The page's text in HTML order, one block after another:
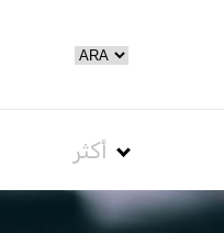
أكثر